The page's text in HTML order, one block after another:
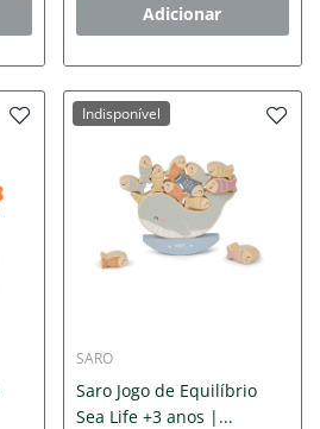
Adicionar
Indisponível
SARO
Saro Jogo de Equilíbrio
Sea Life +3 anos |...